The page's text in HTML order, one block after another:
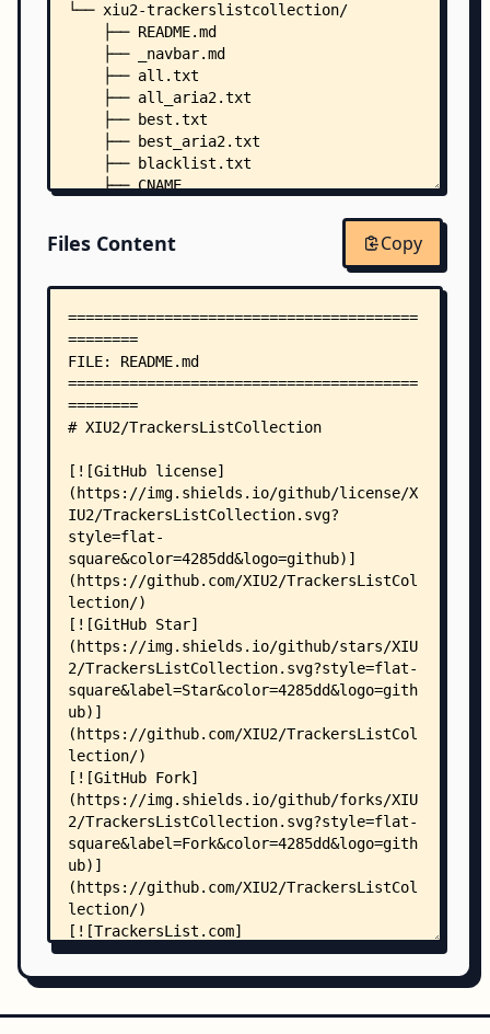
└── xiu2-trackerslistcollection/
    ├── README.md
    ├── _navbar.md
    ├── all.txt
    ├── all_aria2.txt
    ├── best.txt
    ├── best_aria2.txt
    ├── blacklist.txt
    ├── CNAME
    ├── index.html
    ├── nohttp.txt
    ├── nohttp_aria2.txt
    ├── other.txt
    ├── README-ZH.md
    ├── .nojekyll
    └── .github/
        └── workflows/
Files Content Copy